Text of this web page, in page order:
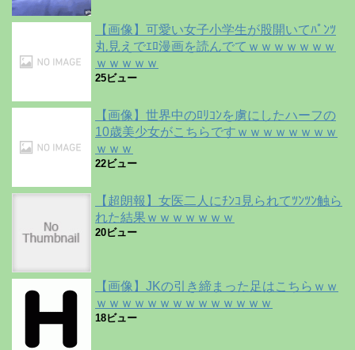
【画像】可愛い女子小学生が股開いてﾊﾟﾝﾂ
丸見えでｴﾛ漫画を読んでてｗｗｗｗｗｗｗ
ｗｗｗｗｗ
25ビュー
【画像】世界中のﾛﾘｺﾝを虜にしたハーフの
10歳美少女がこちらですｗｗｗｗｗｗｗｗ
ｗｗｗ
22ビュー
【超朗報】女医二人にﾁﾝｺ見られてﾂﾝﾂﾝ触ら
れた結果ｗｗｗｗｗｗｗ
20ビュー
【画像】JKの引き締まった足はこちらｗｗ
ｗｗｗｗｗｗｗｗｗｗｗｗｗｗ
18ビュー